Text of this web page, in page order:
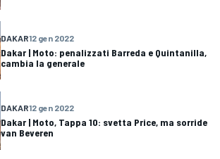
DAKAR12 gen 2022
Dakar | Moto: penalizzati Barreda e Quintanilla,
cambia la generale
DAKAR12 gen 2022
Dakar | Moto, Tappa 10: svetta Price, ma sorride
van Beveren